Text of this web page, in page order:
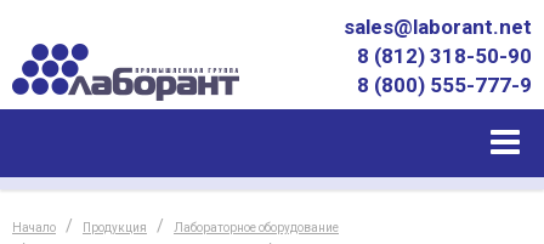
sales@laborant.net
8 (812) 318-50-90
8 (800) 555-777-9
Начало Продукция
Лабораторное оборудование